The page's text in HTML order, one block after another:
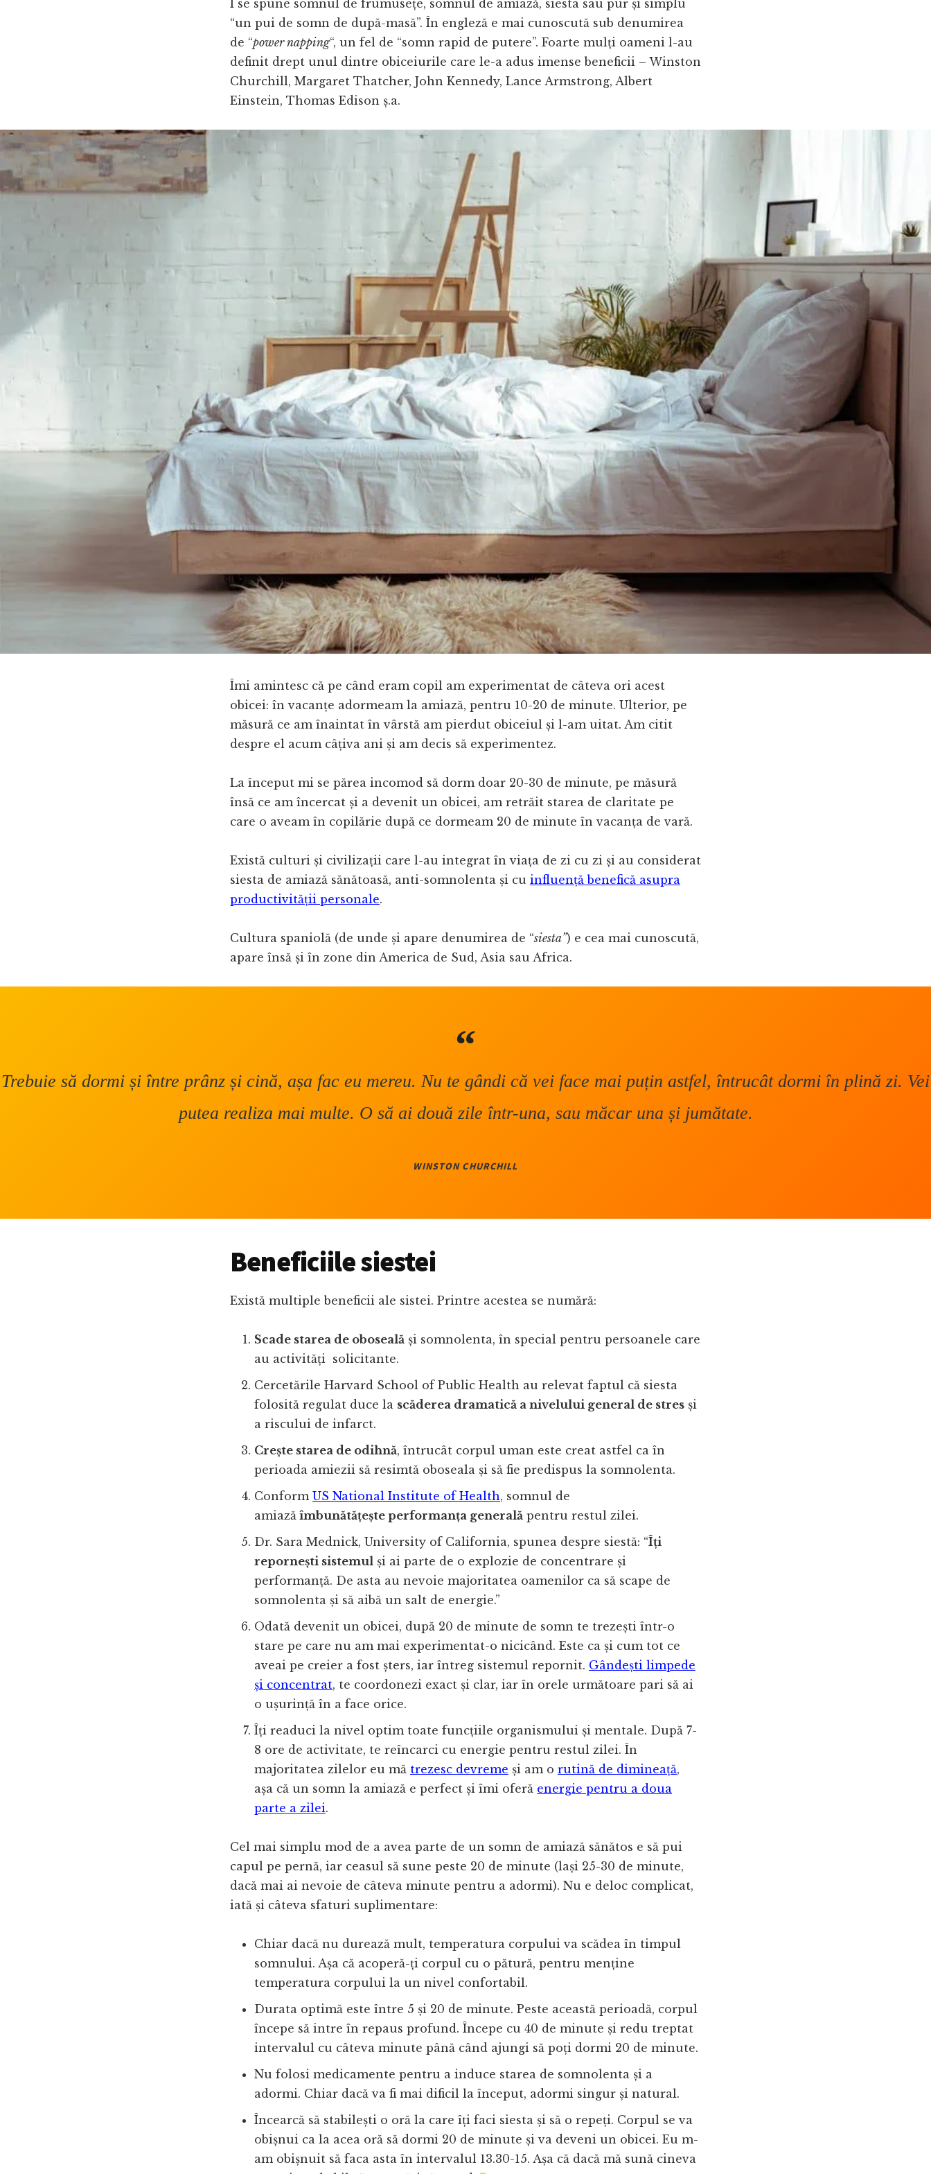
I se spune somnul de frumusețe, somnul de amiază, siesta sau pur și simplu
“un pui de somn de după-masă”. În engleză e mai cunoscută sub denumirea
de “power napping“, un fel de “somn rapid de putere”. Foarte mulți oameni l-au
definit drept unul dintre obiceiurile care le-a adus imense beneficii – Winston
Churchill, Margaret Thatcher, John Kennedy, Lance Armstrong, Albert
Einstein, Thomas Edison ș.a.
Îmi amintesc că pe când eram copil am experimentat de câteva ori acest
obicei: în vacanțe adormeam la amiază, pentru 10-20 de minute. Ulterior, pe
măsură ce am înaintat în vârstă am pierdut obiceiul și l-am uitat. Am citit
despre el acum câțiva ani și am decis să experimentez.
La început mi se părea incomod să dorm doar 20-30 de minute, pe măsură
însă ce am încercat și a devenit un obicei, am retrăit starea de claritate pe
care o aveam în copilărie după ce dormeam 20 de minute în vacanța de vară.
Există culturi și civilizații care l-au integrat în viața de zi cu zi și au considerat
siesta de amiază sănătoasă, anti-somnolenta și cu influență benefică asupra
productivității personale.
Cultura spaniolă (de unde și apare denumirea de “siesta”) e cea mai cunoscută,
apare însă și în zone din America de Sud, Asia sau Africa.
Trebuie să dormi și între prânz și cină, așa fac eu mereu. Nu te gândi că vei face mai puțin astfel, întrucât dormi în plină zi. Vei
putea realiza mai multe. O să ai două zile într-una, sau măcar una și jumătate.
WINSTON CHURCHILL
Beneficiile siestei
Există multiple beneficii ale sistei. Printre acestea se numără:
Scade starea de oboseală și somnolenta, în special pentru persoanele care
au activități solicitante.
Cercetările Harvard School of Public Health au relevat faptul că siesta
folosită regulat duce la scăderea dramatică a nivelului general de stres și
a riscului de infarct.
Crește starea de odihnă, întrucât corpul uman este creat astfel ca în
perioada amiezii să resimtă oboseala și să fie predispus la somnolenta.
Conform US National Institute of Health, somnul de
amiază îmbunătățește performanța generală pentru restul zilei.
Dr. Sara Mednick, University of California, spunea despre siestă: “Îți
repornești sistemul și ai parte de o explozie de concentrare și
performanță. De asta au nevoie majoritatea oamenilor ca să scape de
somnolenta și să aibă un salt de energie.”
Odată devenit un obicei, după 20 de minute de somn te trezești într-o
stare pe care nu am mai experimentat-o nicicând. Este ca și cum tot ce
aveai pe creier a fost șters, iar întreg sistemul repornit. Gândești limpede
și concentrat, te coordonezi exact și clar, iar în orele următoare pari să ai
o ușurință în a face orice.
Îți readuci la nivel optim toate funcțiile organismului și mentale. După 7-
8 ore de activitate, te reîncarci cu energie pentru restul zilei. În
majoritatea zilelor eu mă trezesc devreme și am o rutină de dimineață,
așa că un somn la amiază e perfect și îmi oferă energie pentru a doua
parte a zilei.
Cel mai simplu mod de a avea parte de un somn de amiază sănătos e să pui
capul pe pernă, iar ceasul să sune peste 20 de minute (lași 25-30 de minute,
dacă mai ai nevoie de câteva minute pentru a adormi). Nu e deloc complicat,
iată și câteva sfaturi suplimentare:
Chiar dacă nu durează mult, temperatura corpului va scădea în timpul
somnului. Așa că acoperă-ți corpul cu o pătură, pentru menține
temperatura corpului la un nivel confortabil.
Durata optimă este între 5 și 20 de minute. Peste această perioadă, corpul
începe să intre în repaus profund. Începe cu 40 de minute și redu treptat
intervalul cu câteva minute până când ajungi să poți dormi 20 de minute.
Nu folosi medicamente pentru a induce starea de somnolenta și a
adormi. Chiar dacă va fi mai dificil la început, adormi singur și natural.
Încearcă să stabilești o oră la care îți faci siesta și să o repeți. Corpul se va
obișnui ca la acea oră să dormi 20 de minute și va deveni un obicei. Eu m-
am obișnuit să faca asta în intervalul 13.30-15. Așa că dacă mă sună cineva